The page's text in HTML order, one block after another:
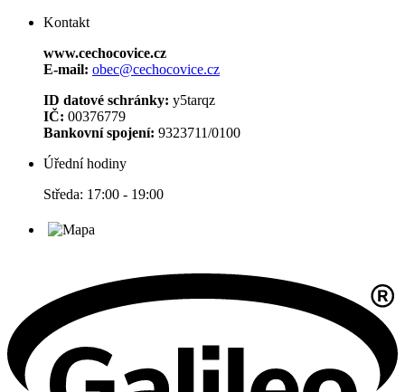
Kontakt
www.cechocovice.cz
E-mail: obec@cechocovice.cz
ID datové schránky: y5tarqz
IČ: 00376779
Bankovní spojení: 9323711/0100
Úřední hodiny
Středa: 17:00 - 19:00